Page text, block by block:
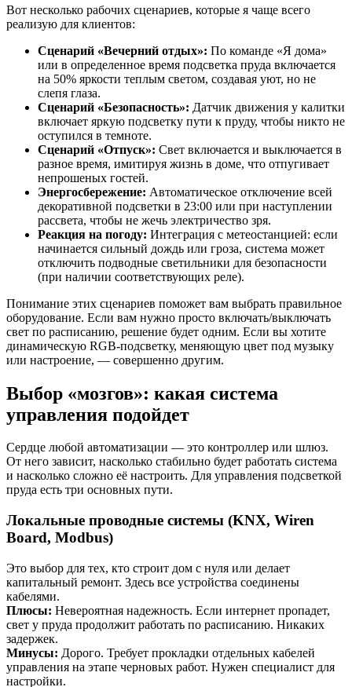
Вот несколько рабочих сценариев, которые я чаще всего
реализую для клиентов:
Сценарий «Вечерний отдых»: По команде «Я дома»
или в определенное время подсветка пруда включается
на 50% яркости теплым светом, создавая уют, но не
слепя глаза.
Сценарий «Безопасность»: Датчик движения у калитки
включает яркую подсветку пути к пруду, чтобы никто не
оступился в темноте.
Сценарий «Отпуск»: Свет включается и выключается в
разное время, имитируя жизнь в доме, что отпугивает
непрошеных гостей.
Энергосбережение: Автоматическое отключение всей
декоративной подсветки в 23:00 или при наступлении
рассвета, чтобы не жечь электричество зря.
Реакция на погоду: Интеграция с метеостанцией: если
начинается сильный дождь или гроза, система может
отключить подводные светильники для безопасности
(при наличии соответствующих реле).
Понимание этих сценариев поможет вам выбрать правильное
оборудование. Если вам нужно просто включать/выключать
свет по расписанию, решение будет одним. Если вы хотите
динамическую RGB-подсветку, меняющую цвет под музыку
или настроение, — совершенно другим.
Выбор «мозгов»: какая система
управления подойдет
Сердце любой автоматизации — это контроллер или шлюз.
От него зависит, насколько стабильно будет работать система
и насколько сложно её настроить. Для управления подсветкой
пруда есть три основных пути.
Локальные проводные системы (KNX, Wiren
Board, Modbus)
Это выбор для тех, кто строит дом с нуля или делает
капитальный ремонт. Здесь все устройства соединены
кабелями.
Плюсы: Невероятная надежность. Если интернет пропадет,
свет у пруда продолжит работать по расписанию. Никаких
задержек.
Минусы: Дорого. Требует прокладки отдельных кабелей
управления на этапе черновых работ. Нужен специалист для
настройки.